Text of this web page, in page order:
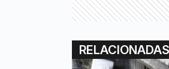
RELACIONADAS